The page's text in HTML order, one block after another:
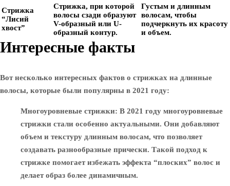
Стрижка
“Лисий
хвост”
Стрижка, при которой
волосы сзади образуют
V-образный или U-
образный контур.
Густым и длинным
волосам, чтобы
подчеркнуть их красоту
и объем.
Интересные факты
Вот несколько интересных фактов о стрижках на длинные
волосы, которые были популярны в 2021 году:
Многоуровневые стрижки: В 2021 году многоуровневые
стрижки стали особенно актуальными. Они добавляют
объем и текстуру длинным волосам, что позволяет
создавать разнообразные прически. Такой подход к
стрижке помогает избежать эффекта “плоских” волос и
делает образ более динамичным.